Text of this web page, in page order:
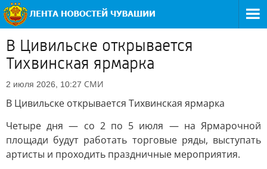
В Цивильске открывается
Тихвинская ярмарка
2 июля 2026, 10:27 СМИ
В Цивильске открывается Тихвинская ярмарка
Четыре дня — со 2 по 5 июля — на Ярмарочной
площади будут работать торговые ряды, выступать
артисты и проходить праздничные мероприятия.